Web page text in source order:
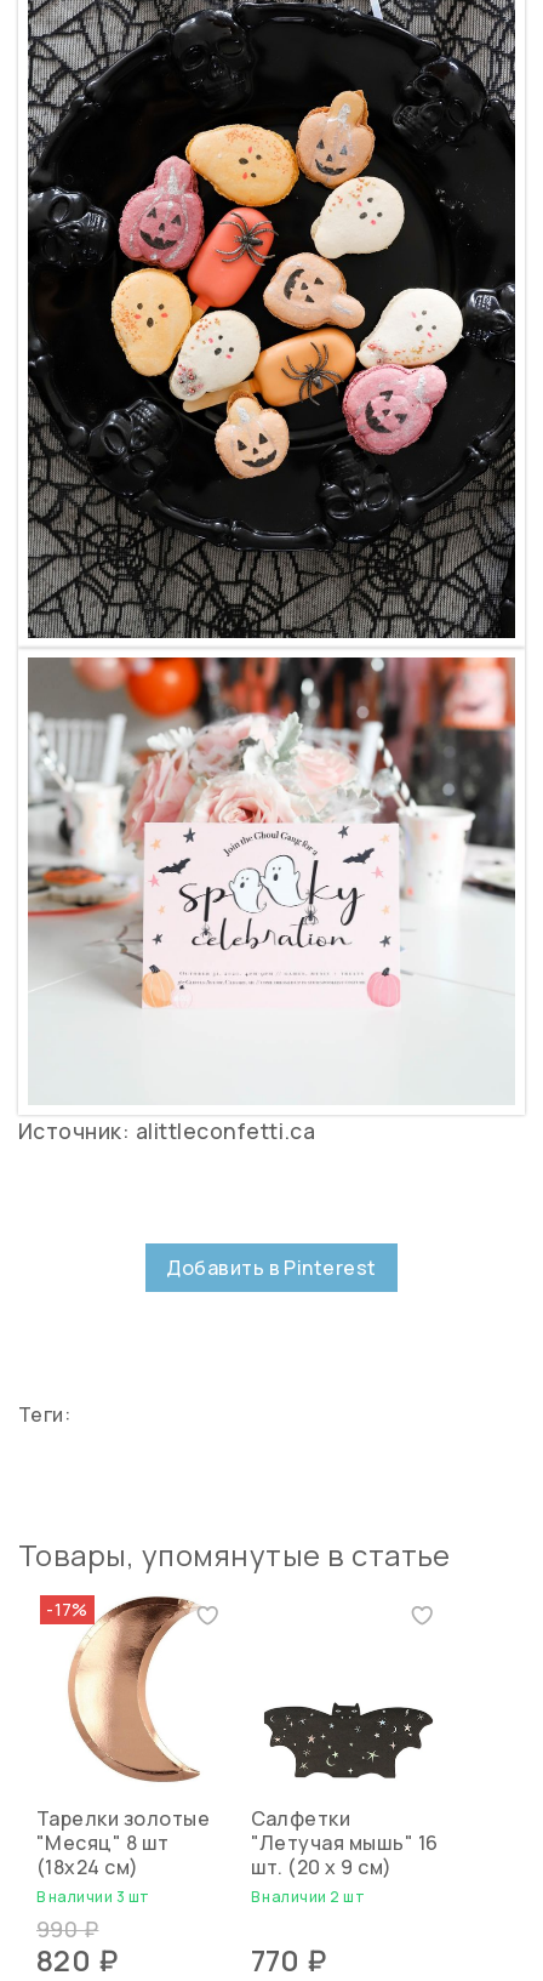
Источник: alittleconfetti.ca
Добавить в Pinterest
Теги:
Товары, упомянутые в статье
-17%
Тарелки золотые
"Месяц" 8 шт
(18х24 см)
В наличии 3 шт
990 ₽
820 ₽
Салфетки
"Летучая мышь" 16
шт. (20 х 9 см)
В наличии 2 шт
770 ₽